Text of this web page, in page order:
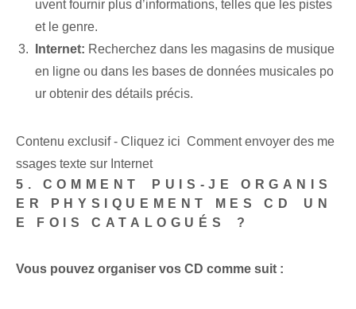
uvent fournir plus d’informations, telles que les pistes
et le genre.
Internet: Recherchez dans les magasins de musique
en ligne ou dans les bases de données musicales po
ur obtenir des détails précis.
Contenu exclusif - Cliquez ici Comment envoyer des me
ssages texte sur Internet
5. COMMENT⁣ PUIS-JE ORGANIS
ER PHYSIQUEMENT MES CD⁢ UN
E FOIS CATALOGUÉS⁢ ?
Vous pouvez organiser vos CD comme suit :